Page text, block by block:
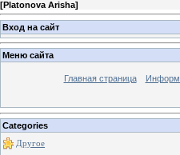
[Platonova Arisha]
Вход на сайт
Меню сайта
Главная страница
Categories
Другое